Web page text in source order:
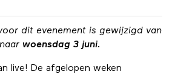
dit evenement is gewijzigd van
woensdag 3 juni.
live! De afgelopen weken